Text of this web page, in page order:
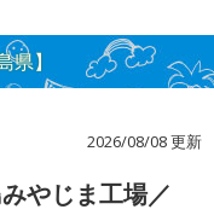
】
2026/08/08 更新
やじま工場／